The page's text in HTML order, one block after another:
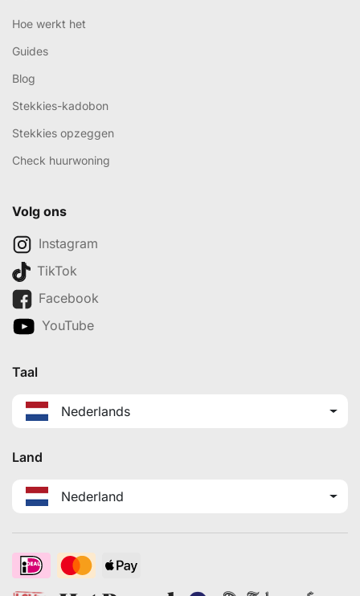
Hoe werkt het
Guides
Blog
Stekkies-kadobon
Stekkies opzeggen
Check huurwoning
Volg ons
Instagram
TikTok
Facebook
YouTube
Taal
Nederlands
Land
Nederland